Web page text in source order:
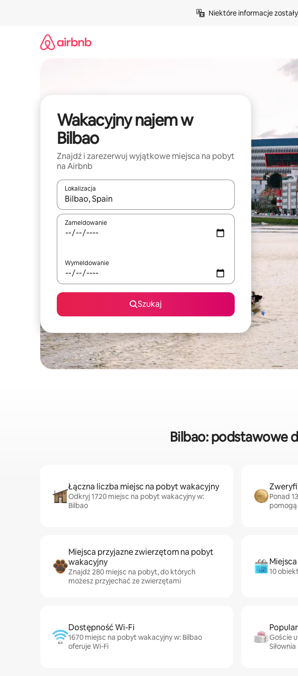
Niektóre informacje
Wakacyjny najem w
Bilbao
Znajdź i zarezerwuj wyjątkowe miejsca na pobyt
na Airbnb
Lokalizacja
Gdy wyniki będą dostępne, możesz poruszać się po nich za pomocą
Zameldowanie
Wymeldowanie
Szukaj
Bilbao: podstawowe
Łączna liczba miejsc na pobyt wakacyjny
Odkryj 1720 miejsc na pobyt wakacyjny w:
Bilbao
Ponad
Miejsca przyjazne zwierzętom na pobyt
wakacyjny
Znajdź 280 miejsc na pobyt, do których
możesz przyjechać ze zwierzętami
10
Dostępność Wi-Fi
1670 miejsc na pobyt wakacyjny w: Bilbao
oferuje Wi-Fi
Goście